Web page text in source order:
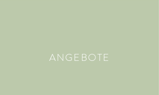
ANGEBOTE